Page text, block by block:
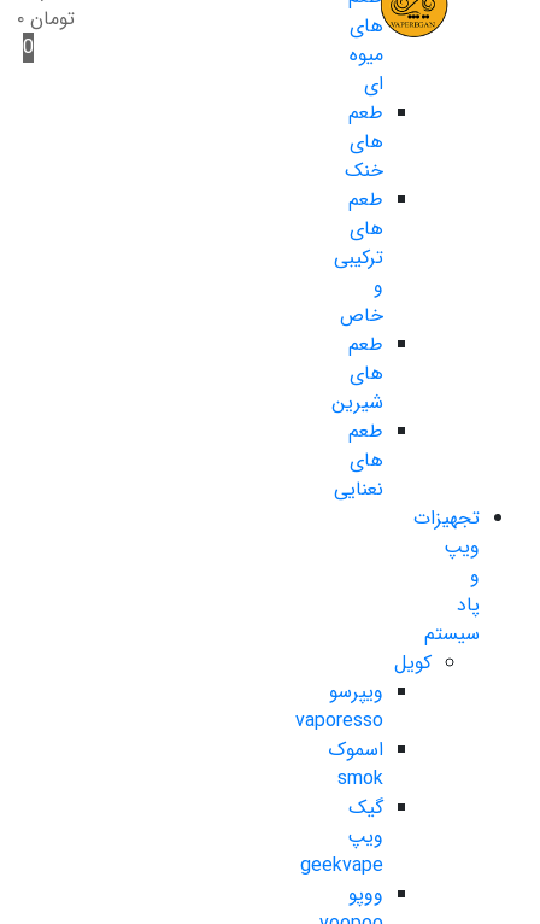
های
میوه
ای
طعم
های
خنک
طعم
های
ترکیبی
و
خاص
طعم
های
شیرین
طعم
های
نعنایی
تجهیزات
ویپ
و
پاد
سیستم
کویل
ویپرسو
vaporesso
اسموک
smok
گیک
ویپ
geekvape
ووپو
تومان ۰
0